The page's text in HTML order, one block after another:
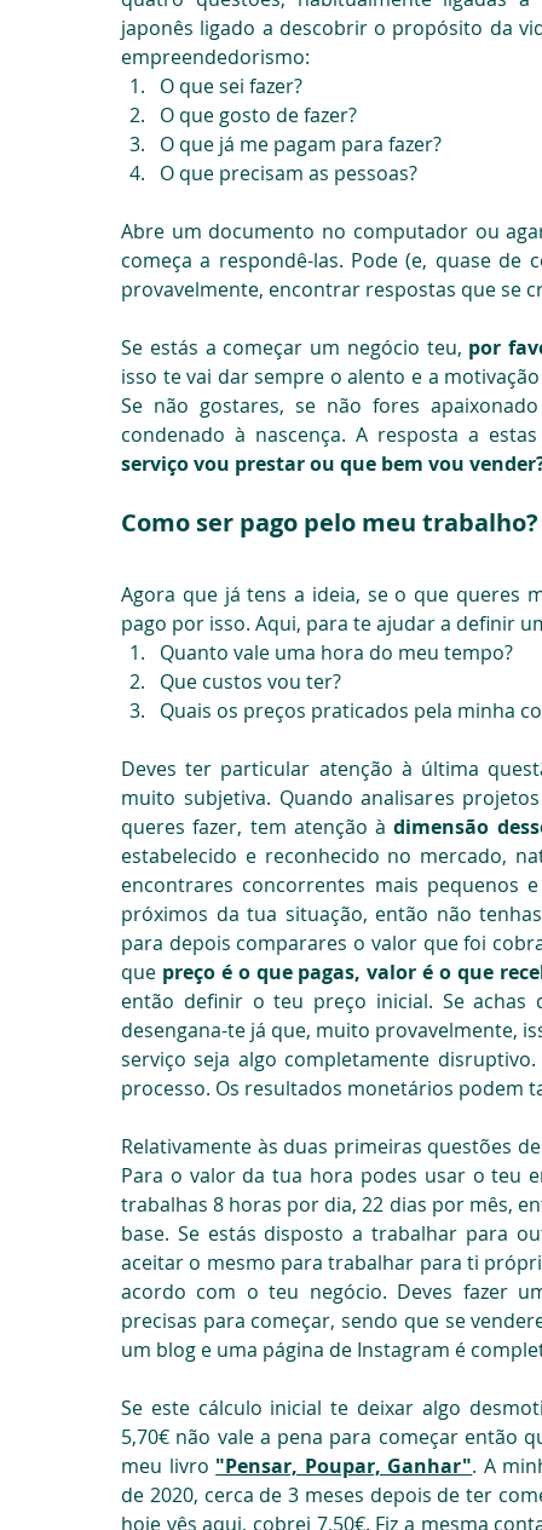
japonês ligado a descobrir o propósito da
empreendedorismo:
O que sei fazer?
O que gosto de fazer?
O que já me pagam para fazer?
O que precisam as pessoas?
Abre um documento no computador ou
começa a respondê-las. Pode (e, quase
provavelmente, encontrar respostas que se
Se estás a começar um negócio teu, por
isso te vai dar sempre o alento e a
Se não gostares, se não fores
condenado à nascença. A resposta a
serviço vou prestar ou que bem vou
Como ser pago pelo meu trabalho?
Agora que já tens a ideia, se o que queres
pago por isso. Aqui, para te ajudar a definir
Quanto vale uma hora do meu tempo?
Que custos vou ter?
Quais os preços praticados pela minha
Deves ter particular atenção à última
muito subjetiva. Quando analisares
queres fazer, tem atenção à dimensão
estabelecido e reconhecido no mercado,
encontrares concorrentes mais pequenos
próximos da tua situação, então não
para depois comparares o valor que foi
que preço é o que pagas, valor é o que
então definir o teu preço inicial. Se
desengana-te já que, muito provavelmente,
serviço seja algo completamente
processo. Os resultados monetários podem
Relativamente às duas primeiras questões
Para o valor da tua hora podes usar o teu
trabalhas 8 horas por dia, 22 dias por mês,
base. Se estás disposto a trabalhar para
aceitar o mesmo para trabalhar para ti
acordo com o teu negócio. Deves fazer
precisas para começar, sendo que se
um blog e uma página de Instagram é
Se este cálculo inicial te deixar algo
5,70€ não vale a pena para começar então
meu livro "Pensar, Poupar, Ganhar". A
de 2020, cerca de 3 meses depois de ter
hoje vês aqui, cobrei 7,50€. Fiz a mesma